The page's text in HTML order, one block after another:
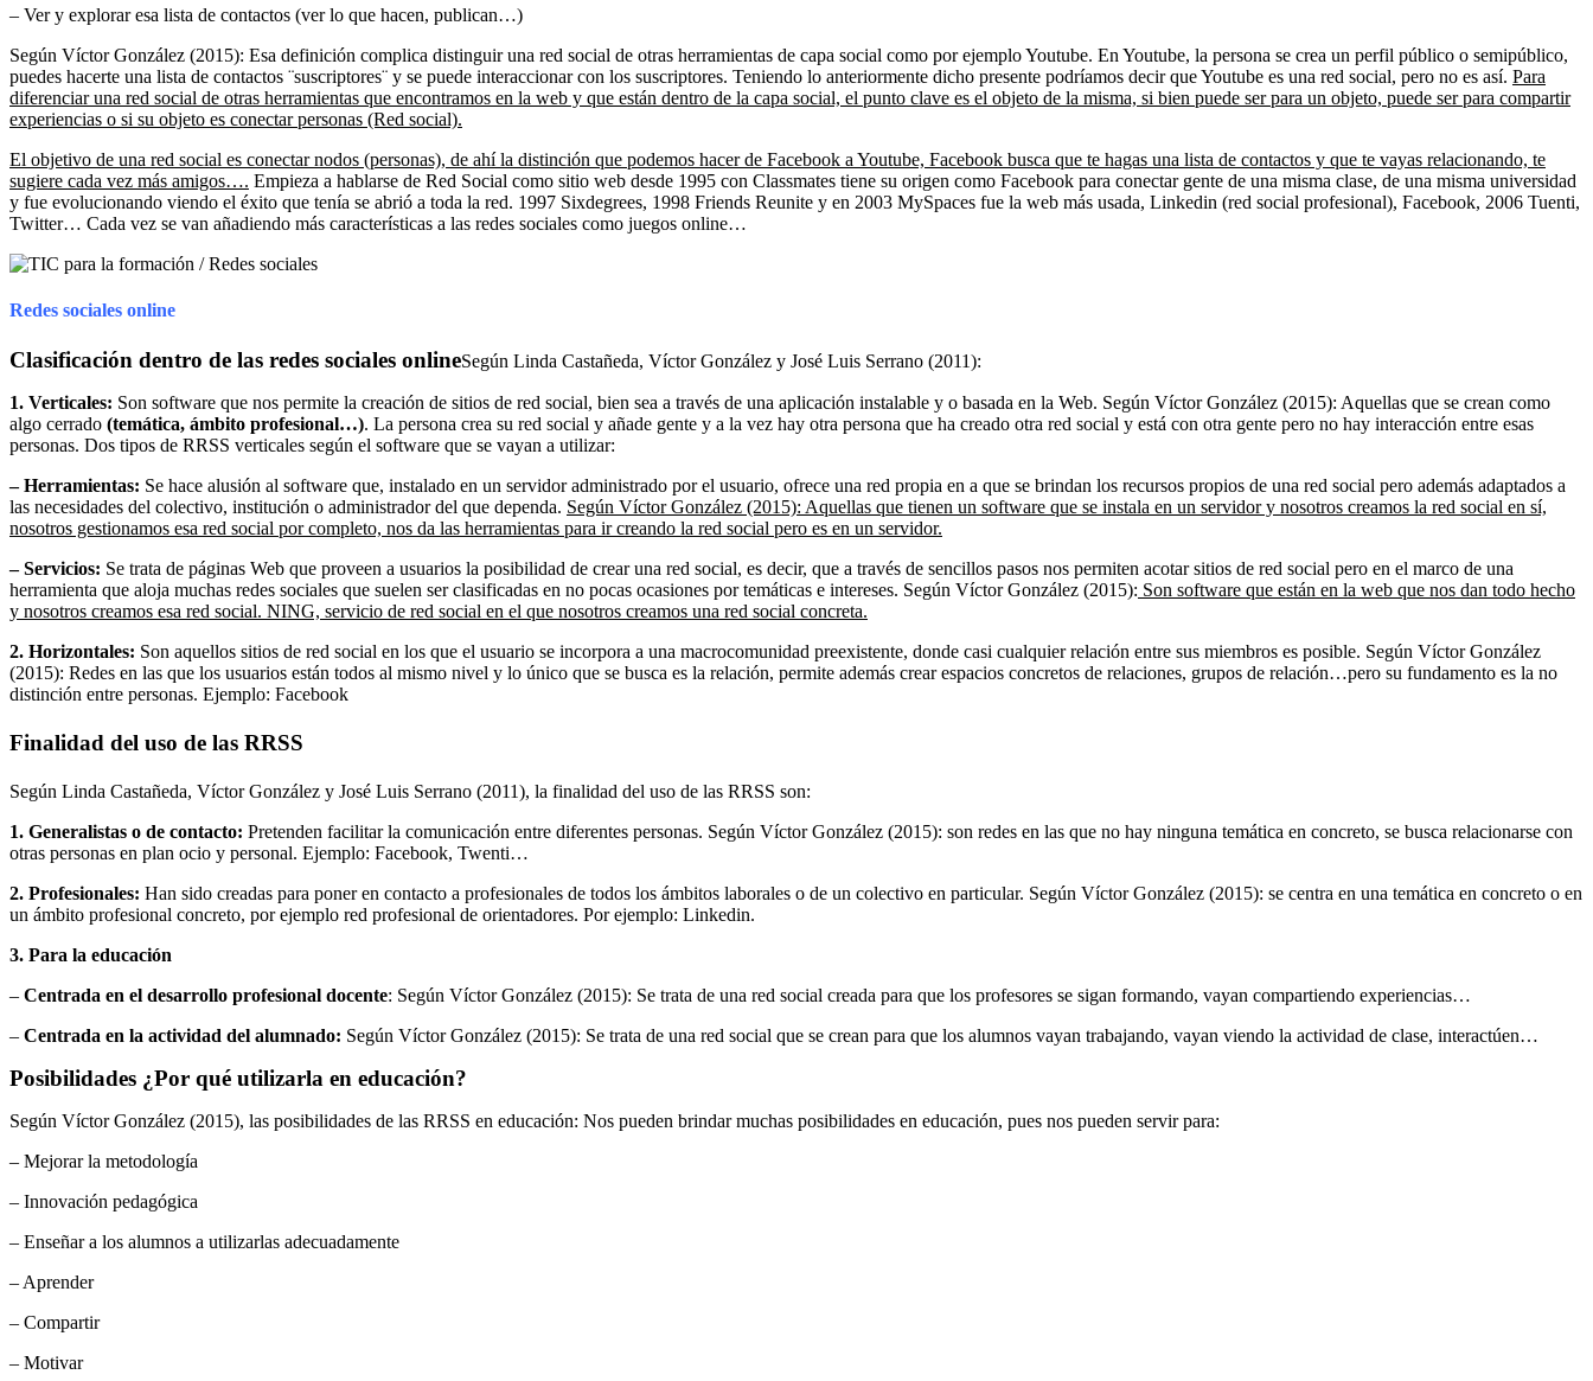
– Ver y explorar esa lista de contactos (ver lo que hacen, publican…)
Según Víctor González (2015): Esa definición complica distinguir una red social de otras herramientas de capa social como por ejemplo Youtube. En Youtube, la persona se crea un perfil público o semipúblico,
puedes hacerte una lista de contactos ¨suscriptores¨ y se puede interaccionar con los suscriptores. Teniendo lo anteriormente dicho presente podríamos decir que Youtube es una red social, pero no es así. Para
diferenciar una red social de otras herramientas que encontramos en la web y que están dentro de la capa social, el punto clave es el objeto de la misma, si bien puede ser para un objeto, puede ser para compartir
experiencias o si su objeto es conectar personas (Red social).
El objetivo de una red social es conectar nodos (personas), de ahí la distinción que podemos hacer de Facebook a Youtube, Facebook busca que te hagas una lista de contactos y que te vayas relacionando, te
sugiere cada vez más amigos…. Empieza a hablarse de Red Social como sitio web desde 1995 con Classmates tiene su origen como Facebook para conectar gente de una misma clase, de una misma universidad
y fue evolucionando viendo el éxito que tenía se abrió a toda la red. 1997 Sixdegrees, 1998 Friends Reunite y en 2003 MySpaces fue la web más usada, Linkedin (red social profesional), Facebook, 2006 Tuenti,
Twitter… Cada vez se van añadiendo más características a las redes sociales como juegos online…
Redes sociales online
Clasificación dentro de las redes sociales onlineSegún Linda Castañeda, Víctor González y José Luis Serrano (2011):
1. Verticales: Son software que nos permite la creación de sitios de red social, bien sea a través de una aplicación instalable y o basada en la Web. Según Víctor González (2015): Aquellas que se crean como
algo cerrado (temática, ámbito profesional…). La persona crea su red social y añade gente y a la vez hay otra persona que ha creado otra red social y está con otra gente pero no hay interacción entre esas
personas. Dos tipos de RRSS verticales según el software que se vayan a utilizar:
– Herramientas: Se hace alusión al software que, instalado en un servidor administrado por el usuario, ofrece una red propia en a que se brindan los recursos propios de una red social pero además adaptados a
las necesidades del colectivo, institución o administrador del que dependa. Según Víctor González (2015): Aquellas que tienen un software que se instala en un servidor y nosotros creamos la red social en sí,
nosotros gestionamos esa red social por completo, nos da las herramientas para ir creando la red social pero es en un servidor.
– Servicios: Se trata de páginas Web que proveen a usuarios la posibilidad de crear una red social, es decir, que a través de sencillos pasos nos permiten acotar sitios de red social pero en el marco de una
herramienta que aloja muchas redes sociales que suelen ser clasificadas en no pocas ocasiones por temáticas e intereses. Según Víctor González (2015): Son software que están en la web que nos dan todo hecho
y nosotros creamos esa red social. NING, servicio de red social en el que nosotros creamos una red social concreta.
2. Horizontales: Son aquellos sitios de red social en los que el usuario se incorpora a una macrocomunidad preexistente, donde casi cualquier relación entre sus miembros es posible. Según Víctor González
(2015): Redes en las que los usuarios están todos al mismo nivel y lo único que se busca es la relación, permite además crear espacios concretos de relaciones, grupos de relación…pero su fundamento es la no
distinción entre personas. Ejemplo: Facebook
Finalidad del uso de las RRSS
Según Linda Castañeda, Víctor González y José Luis Serrano (2011), la finalidad del uso de las RRSS son:
1. Generalistas o de contacto: Pretenden facilitar la comunicación entre diferentes personas. Según Víctor González (2015): son redes en las que no hay ninguna temática en concreto, se busca relacionarse con
otras personas en plan ocio y personal. Ejemplo: Facebook, Twenti…
2. Profesionales: Han sido creadas para poner en contacto a profesionales de todos los ámbitos laborales o de un colectivo en particular. Según Víctor González (2015): se centra en una temática en concreto o en
un ámbito profesional concreto, por ejemplo red profesional de orientadores. Por ejemplo: Linkedin.
3. Para la educación
– Centrada en el desarrollo profesional docente: Según Víctor González (2015): Se trata de una red social creada para que los profesores se sigan formando, vayan compartiendo experiencias…
– Centrada en la actividad del alumnado: Según Víctor González (2015): Se trata de una red social que se crean para que los alumnos vayan trabajando, vayan viendo la actividad de clase, interactúen…
Posibilidades ¿Por qué utilizarla en educación?
Según Víctor González (2015), las posibilidades de las RRSS en educación: Nos pueden brindar muchas posibilidades en educación, pues nos pueden servir para:
– Mejorar la metodología
– Innovación pedagógica
– Enseñar a los alumnos a utilizarlas adecuadamente
– Aprender
– Compartir
– Motivar